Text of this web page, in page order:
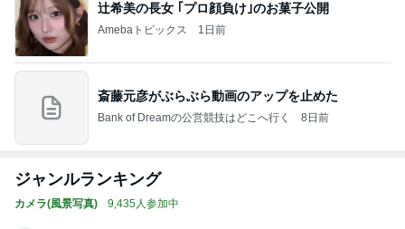
辻希美の長女 ｢プロ顔負け｣のお菓子公開
Amebaトピックス 1日前
斎藤元彦がぶらぶら動画のアップを止めた
Bank of Dreamの公営競技はどこへ行く 8日前
ジャンルランキング
カメラ(風景写真) 9,435人参加中